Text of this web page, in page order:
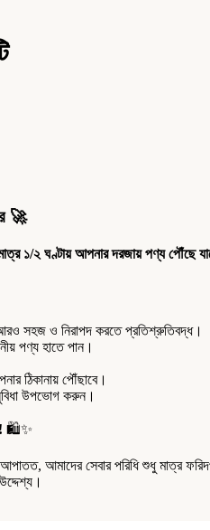
🚀
১/২ ঘণ্টায় আপনার দরজায় পণ্য পৌঁছে
সহজ ও নিরাপদ করতে প্রতিশ্রুতিবদ্ধ।
পণ্য হাতে পান।
ঠিকানায় পৌঁছাবে।
উপভোগ করুন।
🛍️✨
আমাদের সেবার পরিধি শুধু মাত্র